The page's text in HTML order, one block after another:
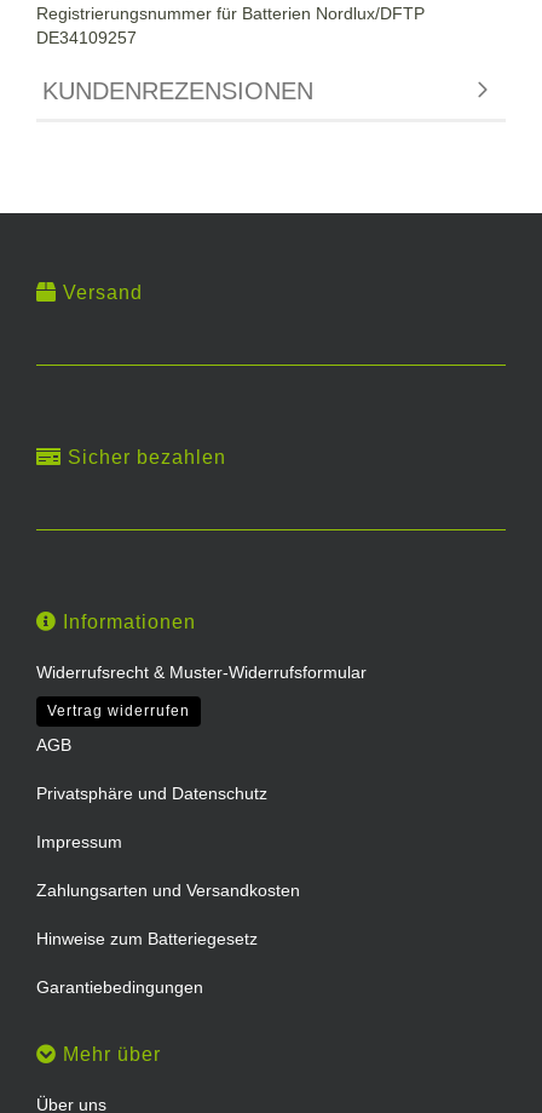
Registrierungsnummer für Batterien Nordlux/DFTP
DE34109257
KUNDENREZENSIONEN
Versand
Sicher bezahlen
Informationen
Widerrufsrecht & Muster-Widerrufsformular
Vertrag widerrufen
AGB
Privatsphäre und Datenschutz
Impressum
Zahlungsarten und Versandkosten
Hinweise zum Batteriegesetz
Garantiebedingungen
Mehr über
Über uns